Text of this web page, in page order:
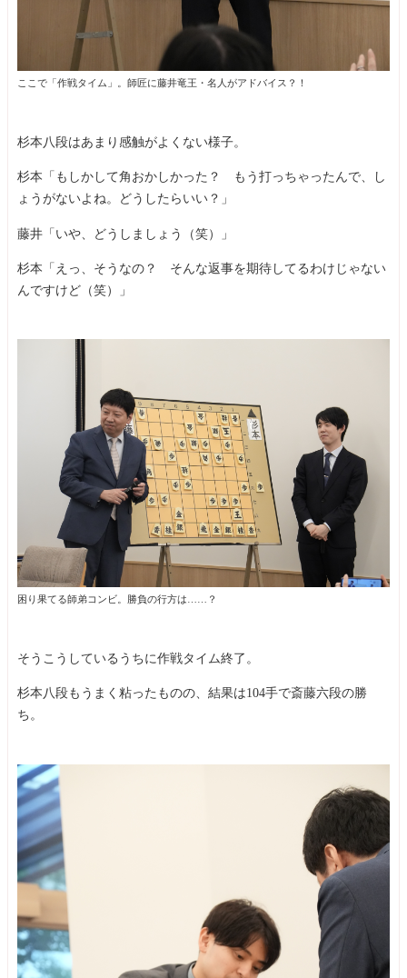
ここで「作戦タイム」。師匠に藤井竜王・名人がアドバイス？！
杉本八段はあまり感触がよくない様子。
杉本「もしかして角おかしかった？ もう打っちゃったんで、し
ょうがないよね。どうしたらいい？」
藤井「いや、どうしましょう（笑）」
杉本「えっ、そうなの？ そんな返事を期待してるわけじゃない
んですけど（笑）」
困り果てる師弟コンビ。勝負の行方は……？
そうこうしているうちに作戦タイム終了。
杉本八段もうまく粘ったものの、結果は104手で斎藤六段の勝
ち。